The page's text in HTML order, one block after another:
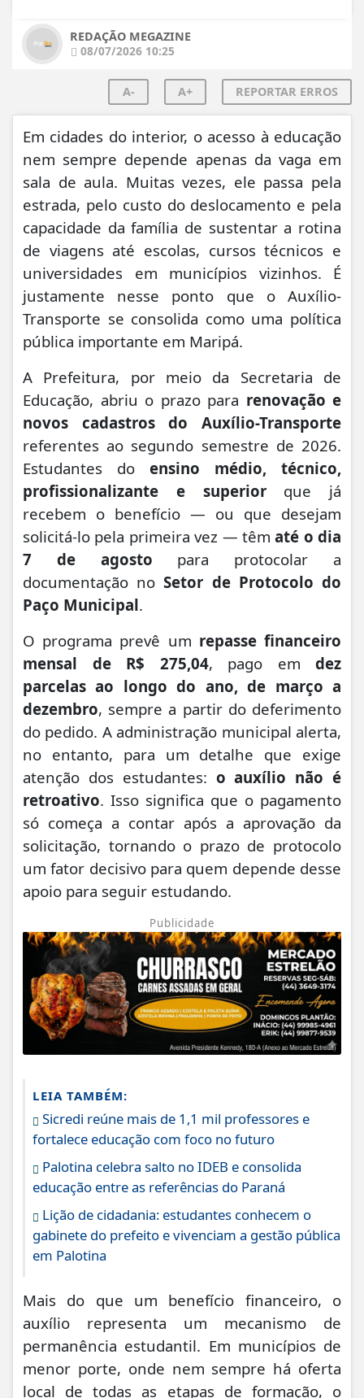
REDAÇÃO MEGAZINE
08/07/2026 10:25
A- A+ REPORTAR ERROS
Em cidades do interior, o acesso à educação
nem sempre depende apenas da vaga em
sala de aula. Muitas vezes, ele passa pela
estrada, pelo custo do deslocamento e pela
capacidade da família de sustentar a rotina
de viagens até escolas, cursos técnicos e
universidades em municípios vizinhos. É
justamente nesse ponto que o Auxílio-
Transporte se consolida como uma política
pública importante em Maripá.
A Prefeitura, por meio da Secretaria de
Educação, abriu o prazo para renovação e
novos cadastros do Auxílio-Transporte
referentes ao segundo semestre de 2026.
Estudantes do ensino médio, técnico,
profissionalizante e superiorque já
recebem o benefício — ou que desejam
solicitá-lo pela primeira vez — têmaté o dia
7 de agosto para protocolar a
documentação noSetor de Protocolo do
Paço Municipal.
O programa prevê um repasse financeiro
mensal de R$ 275,04, pago em dez
parcelas ao longo do ano, de março a
dezembro, sempre a partir do deferimento
do pedido. A administração municipal alerta,
no entanto, para um detalhe que exige
atenção dos estudantes: o auxílio não é
retroativo. Isso significa que o pagamento
só começa a contar após a aprovação da
solicitação, tornando o prazo de protocolo
um fator decisivo para quem depende desse
apoio para seguir estudando.
Publicidade
LEIA TAMBÉM:
Sicredi reúne mais de 1,1 mil professores e
fortalece educação com foco no futuro
Palotina celebra salto no IDEB e consolida
educação entre as referências do Paraná
Lição de cidadania: estudantes conhecem o
gabinete do prefeito e vivenciam a gestão pública
em Palotina
Mais do que um benefício financeiro, o
auxílio representa um mecanismo de
permanência estudantil. Em municípios de
menor porte, onde nem sempre há oferta
local de todas as etapas de formação, o